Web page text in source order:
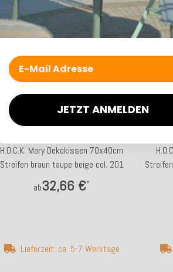
Weitere
H.O.C.K. Mary Dekokissen 70x40cm
Streifen braun taupe beige col. 201
ab32,66 €*
Lieferzeit: ca. 5-7 Werktage
JETZT ANMELDEN